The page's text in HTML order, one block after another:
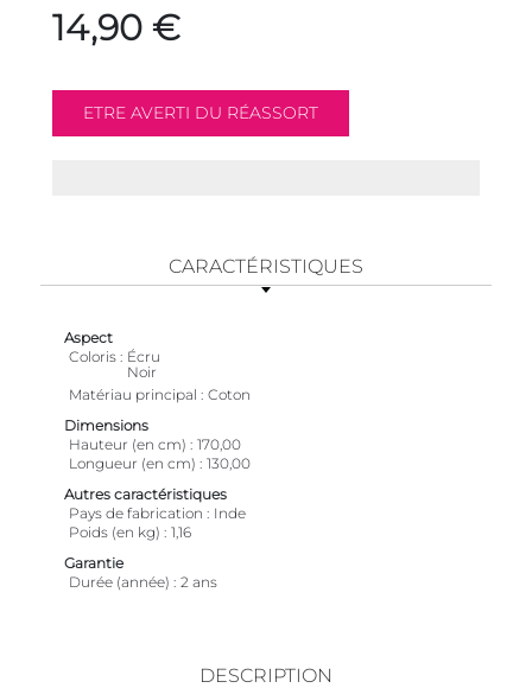
14,90 €
CARACTÉRISTIQUES
Aspect
Coloris
Écru
Noir
Matériau principal
Coton
Dimensions
Hauteur (en cm)
170,00
Longueur (en cm)
130,00
Autres caractéristiques
Pays de fabrication
Inde
Poids (en kg)
1,16
Garantie
Durée (année)
2 ans
DESCRIPTION